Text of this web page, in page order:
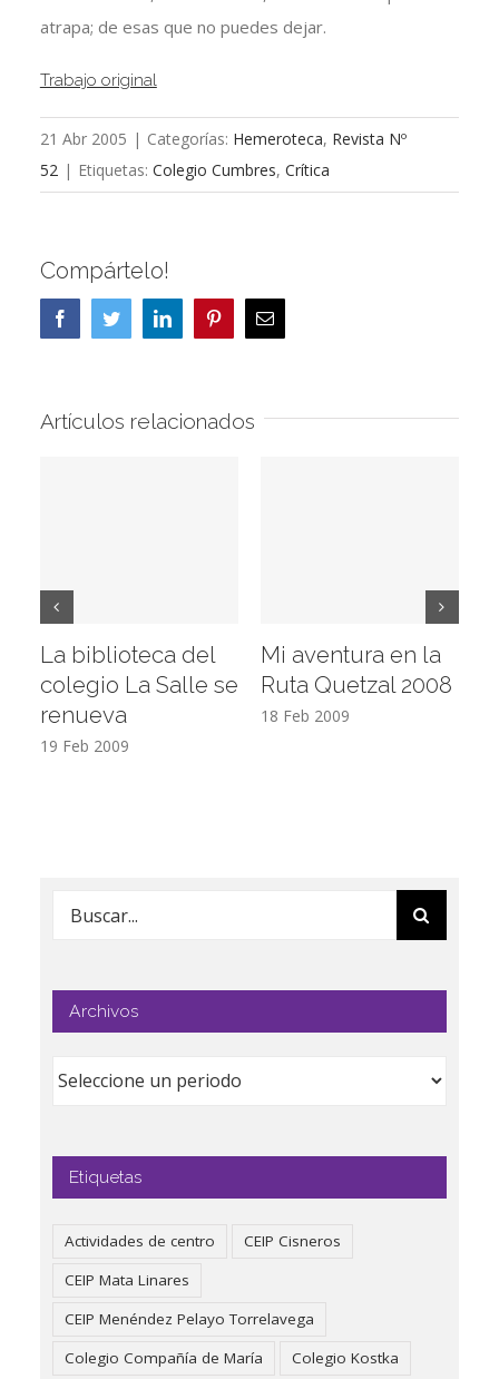
atrapa; de esas que no puedes dejar.
Trabajo original
21 Abr 2005 | Categorías: Hemeroteca, Revista Nº
52 | Etiquetas: Colegio Cumbres, Crítica
Compártelo!
FacebookTwitterLinkedInPinterestCorreo
electrónico
Artículos relacionados
La biblioteca del
colegio La Salle se
renueva
19 Feb 2009
Mi aventura en la
Ruta Quetzal 2008
18 Feb 2009
Buscar:
Archivos
Etiquetas
Actividades de centro
CEIP Cisneros
CEIP Mata Linares
CEIP Menéndez Pelayo Torrelavega
Colegio Compañía de María
Colegio Kostka